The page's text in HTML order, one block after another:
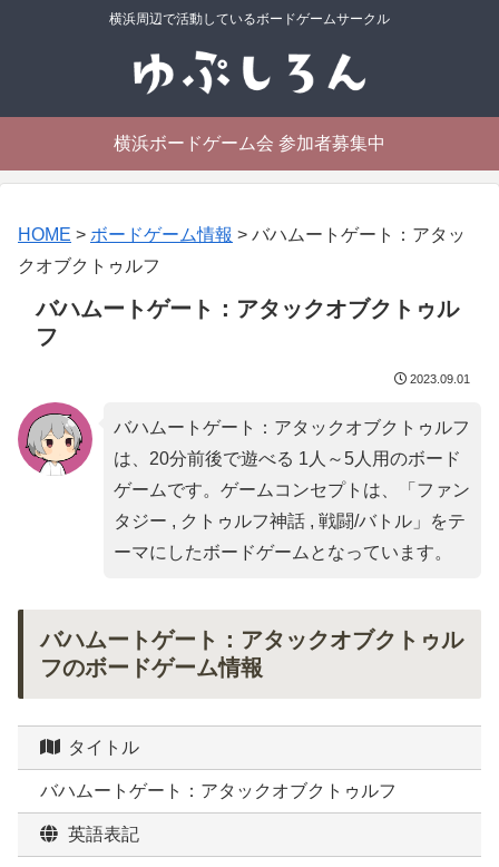
横浜周辺で活動しているボードゲームサークル
横浜ボードゲーム会 参加者募集中
HOME > ボードゲーム情報 > バハムートゲート：アタッ
クオブクトゥルフ
バハムートゲート：アタックオブクトゥル
フ
2023.09.01
バハムートゲート：アタックオブクトゥルフ
は、20分前後で遊べる 1人～5人用のボード
ゲームです。ゲームコンセプトは、「 ファン
タジー , クトゥルフ神話 , 戦闘/バトル」をテ
ーマにしたボードゲームとなっています。
バハムートゲート：アタックオブクトゥル
フのボードゲーム情報
タイトル
バハムートゲート：アタックオブクトゥルフ
英語表記